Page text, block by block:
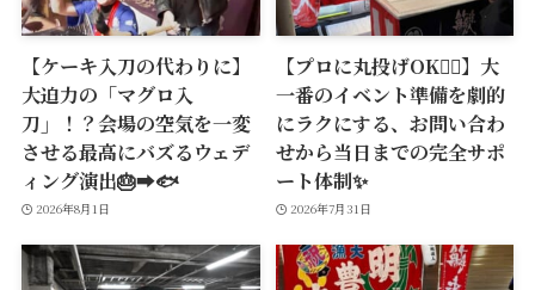
【ケーキ入刀の代わりに】
大迫力の「マグロ入
刀」！？会場の空気を一変
させる最高にバズるウェデ
ィング演出🎂➡️🐟
2026年8月1日
【プロに丸投げOK🙆‍♂️】大
一番のイベント準備を劇的
にラクにする、お問い合わ
せから当日までの完全サポ
ート体制✨
2026年7月31日